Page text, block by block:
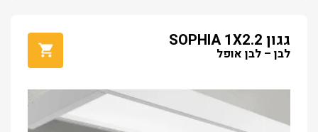
גגון SOPHIA 1X2.2
לבן – לבן אופל